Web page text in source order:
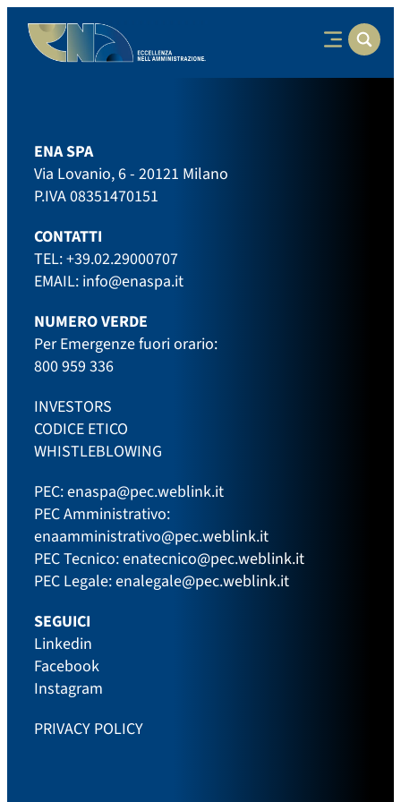
ENA SPA
Via Lovanio, 6 - 20121 Milano
P.IVA 08351470151
CONTATTI
TEL:+39.02.29000707
EMAIL: info@enaspa.it
NUMERO VERDE
Per Emergenze fuori orario:
800 959 336
INVESTORS
CODICE ETICO
WHISTLEBLOWING
PEC:enaspa@pec.weblink.it
PEC Amministrativo:
enaamministrativo@pec.weblink.it
PEC Tecnico:enatecnico@pec.weblink.it
PEC Legale:enalegale@pec.weblink.it
SEGUICI
Linkedin
Facebook
Instagram
PRIVACY POLICY